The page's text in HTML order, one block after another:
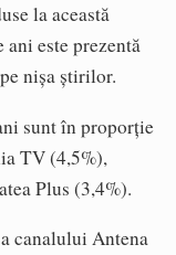
la această
este prezentă
nișa știrilor.
sunt în proporție
TV (4,5%),
Plus (3,4%).
canalului Antena